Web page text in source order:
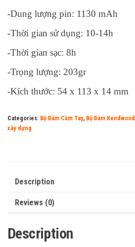
-Dung lượng pin: 1130 mAh
-Thời gian sử dụng: 10-14h
-Thời gian sạc: 8h
-Trọng lượng: 203gr
-Kích thước: 54 x 113 x 14 mm
Categories: Bộ Đàm Cầm Tay, Bộ Đàm Kendwood
xây dựng
Description
Reviews (0)
Description